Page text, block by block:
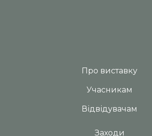
Про виставку
Учасникам
Відвідувачам
Заходи